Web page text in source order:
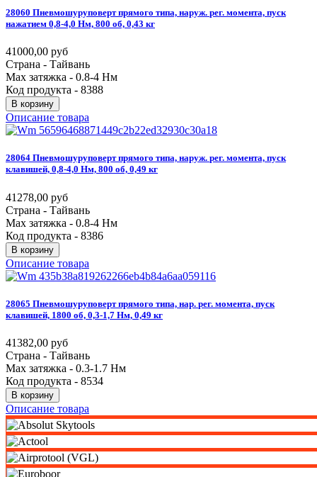
28060 Пневмошуруповерт прямого типа, наруж. рег. момента, пуск
нажатием 0,8-4,0 Нм, 800 об, 0,43 кг
41000,00 руб
Страна - Тайвань
Max затяжка - 0.8-4 Нм
Код продукта - 8388
В корзину
Описание товара
28064 Пневмошуруповерт прямого типа, наруж. рег. момента, пуск
клавишей, 0,8-4,0 Нм, 800 об, 0,49 кг
41278,00 руб
Страна - Тайвань
Max затяжка - 0.8-4 Нм
Код продукта - 8386
В корзину
Описание товара
28065 Пневмошуруповерт прямого типа, нар. рег. момента, пуск
клавишей, 1800 об, 0,3-1,7 Нм, 0,49 кг
41382,00 руб
Страна - Тайвань
Max затяжка - 0.3-1.7 Нм
Код продукта - 8534
В корзину
Описание товара